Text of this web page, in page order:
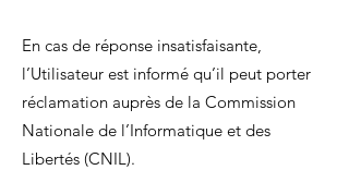
En cas de réponse insatisfaisante,
l’Utilisateur est informé qu’il peut porter
réclamation auprès de la Commission
Nationale de l’Informatique et des
Libertés (CNIL).